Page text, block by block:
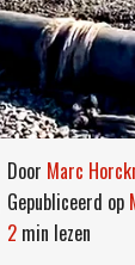
door Marc
gepubliceerd op
2 min lezen